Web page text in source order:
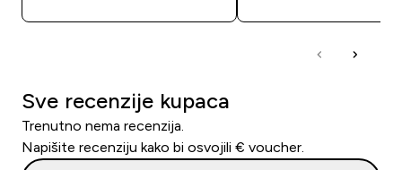
Sve recenzije kupaca
Trenutno nema recenzija.
Napišite recenziju kako bi osvojili € voucher.